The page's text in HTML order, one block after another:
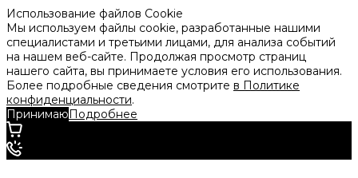
Использование файлов Cookie
Мы используем файлы cookie, разработанные нашими
специалистами и третьими лицами, для анализа событий
на нашем веб-сайте. Продолжая просмотр страниц
нашего сайта, вы принимаете условия его использования.
Более подробные сведения смотрите в Политике
конфиденциальности.
ПринимаюПодробнее